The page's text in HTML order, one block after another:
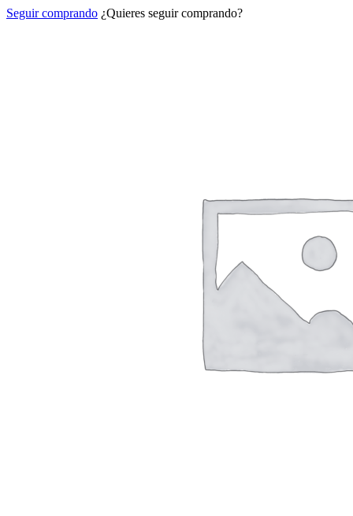
Seguir comprando ¿Quieres seguir comprando?